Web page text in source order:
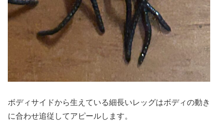
ボディサイドから生えている細長いレッグはボディの動き
に合わせ追従してアピールします。